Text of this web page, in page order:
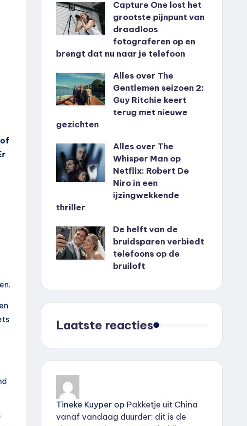
Capture One lost het
grootste pijnpunt van
draadloos
fotograferen op en
brengt dat nu naar je telefoon
Alles over The
Gentlemen seizoen 2:
Guy Ritchie keert
terug met nieuwe
gezichten
Alles over The
Whisper Man op
Netflix: Robert De
Niro in een
ijzingwekkende
thriller
De helft van de
bruidsparen verbiedt
telefoons op de
bruiloft
Laatste reacties
Tineke Kuyper op Pakketje uit China
vanaf vandaag duurder: dit is de